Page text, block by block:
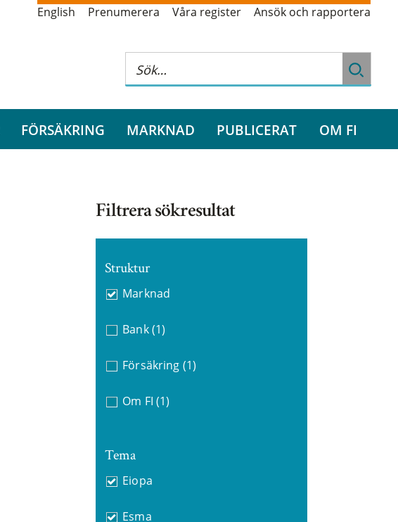
English Prenumerera Våra register Ansök och rapportera
FÖRSÄKRING MARKNAD PUBLICERAT OM FI
Filtrera sökresultat
Struktur
Marknad
Bank (1)
Försäkring (1)
Om FI (1)
Tema
Eiopa
Esma